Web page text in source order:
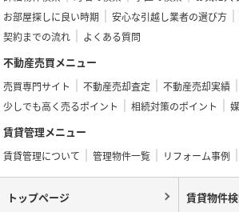
お部屋探しに良い時期
安心な引越し業者の選び方
契約までの流れ
よくある質問
不動産売買メニュー
売買専門サイト 不動産売却査定 不動産売却実績
少しでも高く売るポイント
相続対策のポイント
賃貸管理メニュー
賃貸管理について 管理物件一覧 リフォーム事例
トップページ 賃貸物件